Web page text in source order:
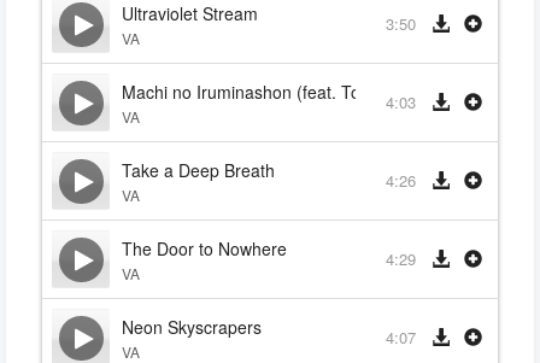
Ultraviolet Stream
VA
3:50
Machi no Iruminashon (feat. Tokyo Rider & Camellia)
VA
4:03
Take a Deep Breath
VA
4:26
The Door to Nowhere
VA
4:29
Neon Skyscrapers
VA
4:07